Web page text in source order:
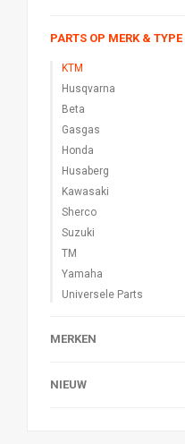
PARTS OP MERK & TYPE
KTM
Husqvarna
Beta
Gasgas
Honda
Husaberg
Kawasaki
Sherco
Suzuki
TM
Yamaha
Universele Parts
MERKEN
NIEUW